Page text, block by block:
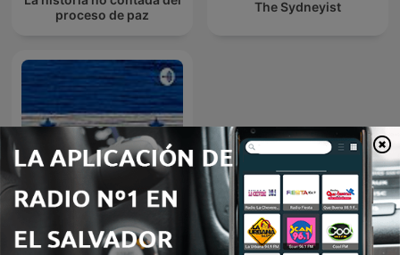
proceso de paz
The Sydneyist
Honduras- Actualidad